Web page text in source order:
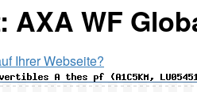
AXA WF
Ihrer Webseite?